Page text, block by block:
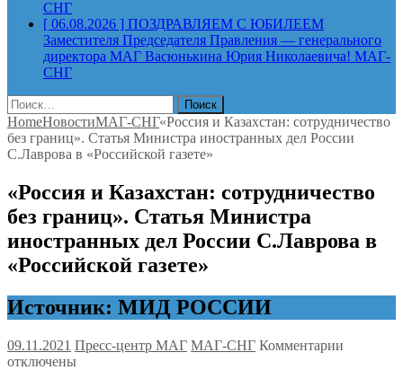
СНГ
[ 06.08.2026 ] ПОЗДРАВЛЯЕМ С ЮБИЛЕЕМ
Заместителя Председателя Правления — генерального
директора МАГ Васюнькина Юрия Николаевича! МАГ-
СНГ
Найти:
HomeНовостиМАГ-СНГ«Россия и Казахстан: сотрудничество
без границ». Статья Министра иностранных дел России
С.Лаврова в «Российской газете»
«Россия и Казахстан: сотрудничество
без границ». Статья Министра
иностранных дел России С.Лаврова в
«Российской газете»
Источник: МИД РОССИИ
09.11.2021 Пресс-центр МАГ МАГ-СНГ Комментарии
отключены